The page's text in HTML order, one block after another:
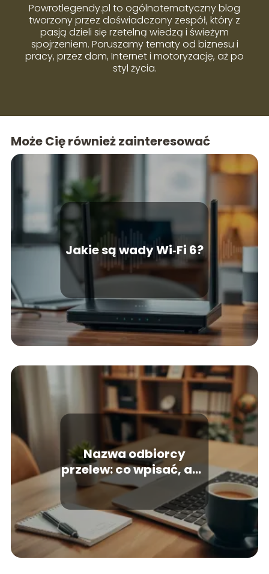
Powrotlegendy.pl to ogólnotematyczny blog
tworzony przez doświadczony zespół, który z
pasją dzieli się rzetelną wiedzą i świeżym
spojrzeniem. Poruszamy tematy od biznesu i
pracy, przez dom, Internet i motoryzację, aż po
styl życia.
Może Cię również zainteresować
Jakie są wady Wi‑Fi 6?
Nazwa odbiorcy
przelew: co wpisać, aby
uniknąć błędów?